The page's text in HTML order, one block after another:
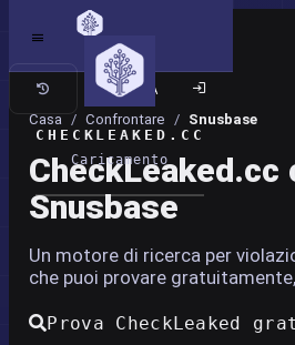
CHECKLEAKED.CC
Caricamento
Sito classico
Casa / Confrontare / Snusbase
CheckLeaked.cc
Snusbase
Un motore di ricerca per
che puoi provare
Prova CheckLeaked